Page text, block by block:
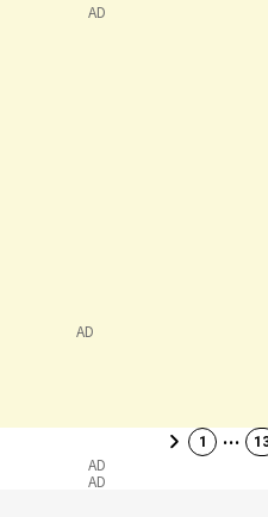
AD
1 …
AD
AD
AD